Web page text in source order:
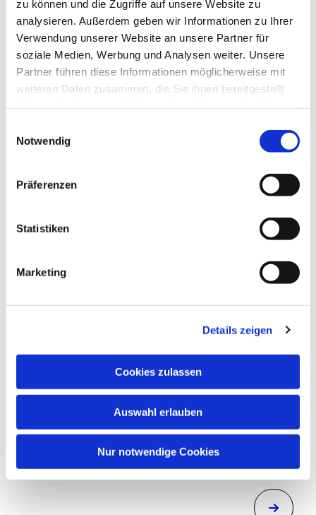
zu können und die Zugriffe auf unsere Website zu
analysieren. Außerdem geben wir Informationen zu Ihrer
Verwendung unserer Website an unsere Partner für
soziale Medien, Werbung und Analysen weiter. Unsere
Partner führen diese Informationen möglicherweise mit
weiteren Daten zusammen, die Sie ihnen bereitgestellt
Notwendig
Präferenzen
Statistiken
Marketing
Details zeigen
Cookies zulassen
Auswahl erlauben
Nur notwendige Cookies
Gottesdienste
Hier finden Sie alle Gottesdienstangebote unserer